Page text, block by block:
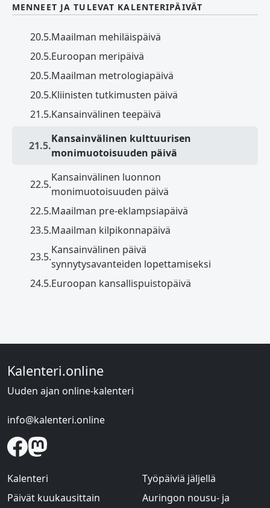
MENNEET JA TULEVAT KALENTERIPÄIVÄT
20.5.Maailman mehiläispäivä
20.5.Euroopan meripäivä
20.5.Maailman metrologiapäivä
20.5.Kliinisten tutkimusten päivä
21.5.Kansainvälinen teepäivä
21.5.
Kansainvälinen kulttuurisen
monimuotoisuuden päivä
22.5.
Kansainvälinen luonnon
monimuotoisuuden päivä
22.5.Maailman pre-eklampsiapäivä
23.5.Maailman kilpikonnapäivä
23.5.
Kansainvälinen päivä
synnytysavanteiden lopettamiseksi
24.5.Euroopan kansallispuistopäivä
Kalenteri.online
Uuden ajan online-kalenteri
info@kalenteri.online
Kalenteri
Päivät kuukausittain
Työpäiviä jäljellä
Auringon nousu- ja